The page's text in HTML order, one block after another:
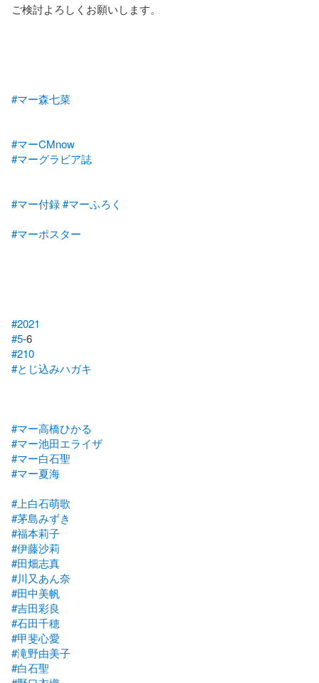
ご検討よろしくお願いします。
#マー森七菜
#マーCMnow
#マーグラビア誌
#マー付録#マーふろく
#マーポスター
#2021
#5
#210
#とじ込みハガキ
#マー高橋ひかる
#マー池田エライザ
#マー白石聖
#マー夏海
#上白石萌歌
#茅島みずき
#福本莉子
#伊藤沙莉
#田畑志真
#川又あん奈
#田中美帆
#吉田彩良
#石田千穂
#甲斐心愛
#滝野由美子
#白石聖